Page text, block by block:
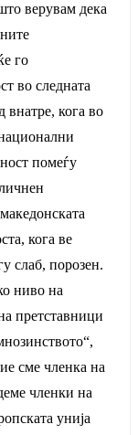
верувам дека
го
во следната
внатре, кога во
помеѓу
кога ве
слаб, порозен.
ниво на
претставници
сме членка на
членки на
унија